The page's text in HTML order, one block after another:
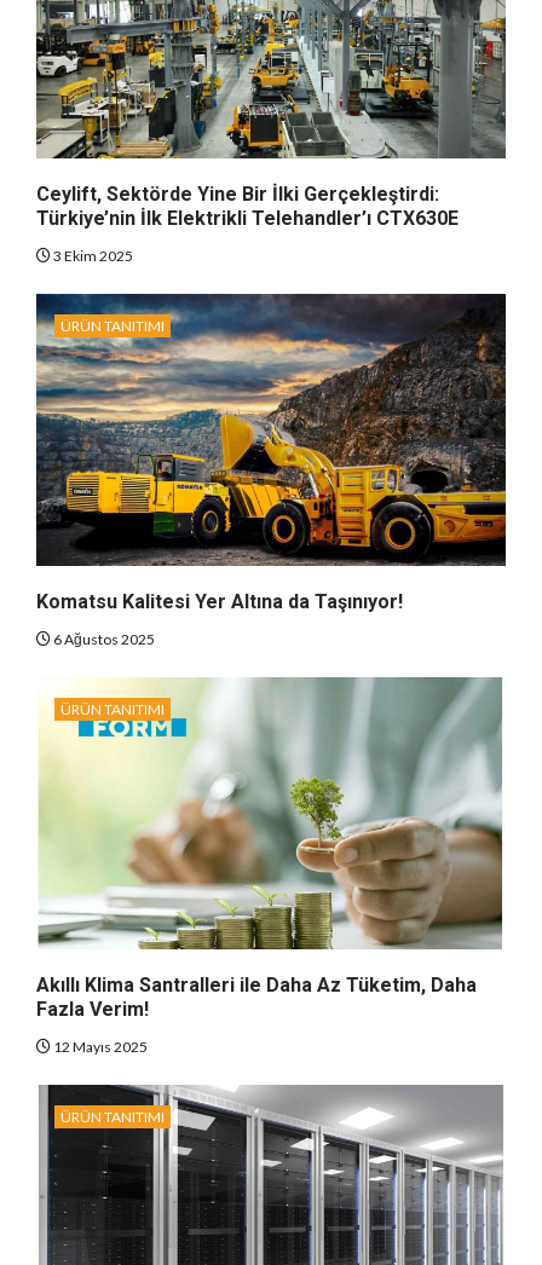
Ceylift, Sektörde Yine Bir İlki Gerçekleştirdi:
Türkiye’nin İlk Elektrikli Telehandler’ı CTX630E
3 Ekim 2025
ÜRÜN TANITIMI
Komatsu Kalitesi Yer Altına da Taşınıyor!
6 Ağustos 2025
ÜRÜN TANITIMI
Akıllı Klima Santralleri ile Daha Az Tüketim, Daha
Fazla Verim!
12 Mayıs 2025
ÜRÜN TANITIMI